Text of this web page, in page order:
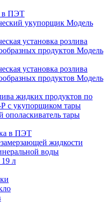
в ПЭТ
укупорщик Модель
установка розлива
продуктов Модель
установка розлива
продуктов Модель
жидких продуктов по
с укупорщиком тары
ополаскиватель тары
в ПЭТ
жидкости
воды
л